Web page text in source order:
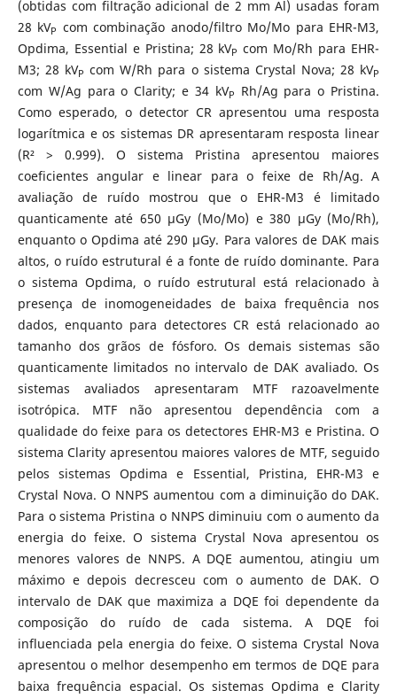
(obtidas com filtração adicional de 2 mm Al) usadas foram
28 kVP com combinação anodo/filtro Mo/Mo para EHR-M3,
Opdima, Essential e Pristina; 28 kVP com Mo/Rh para EHR-
M3; 28 kVP com W/Rh para o sistema Crystal Nova; 28 kVP
com W/Ag para o Clarity; e 34 kVP
Rh/Ag para o Pristina.
Como esperado, o detector CR apresentou uma resposta
logarítmica e os sistemas DR apresentaram resposta linear
(R² > 0.999). O sistema Pristina apresentou maiores
coeficientes angular e linear para o feixe de Rh/Ag. A
avaliação de ruído mostrou que o EHR-M3 é limitado
quanticamente até 650 µGy (Mo/Mo) e 380 µGy (Mo/Rh),
enquanto o Opdima até 290 µGy. Para valores de DAK mais
altos, o ruído estrutural é a fonte de ruído dominante. Para
o sistema Opdima, o ruído estrutural está relacionado à
presença de inomogeneidades de baixa frequência nos
dados, enquanto para detectores CR está relacionado ao
tamanho dos grãos de fósforo. Os demais sistemas são
quanticamente limitados no intervalo de DAK avaliado. Os
sistemas avaliados apresentaram MTF razoavelmente
isotrópica. MTF não apresentou dependência com a
qualidade do feixe para os detectores EHR-M3 e Pristina. O
sistema Clarity apresentou maiores valores de MTF, seguido
pelos sistemas Opdima e Essential, Pristina, EHR-M3 e
Crystal Nova. O NNPS aumentou com a diminuição do DAK.
Para o sistema Pristina o NNPS diminuiu com o aumento da
energia do feixe. O sistema Crystal Nova apresentou os
menores valores de NNPS. A DQE aumentou, atingiu um
máximo e depois decresceu com o aumento de DAK. O
intervalo de DAK que maximiza a DQE foi dependente da
composição do ruído de cada sistema. A DQE foi
influenciada pela energia do feixe. O sistema Crystal Nova
apresentou o melhor desempenho em termos de DQE para
baixa frequência espacial. Os sistemas Opdima e Clarity